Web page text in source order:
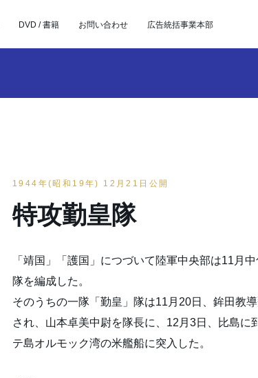
DVD / 書籍 お問い合わせ 広告統括事業本部
1944年(昭和19年) 12月21日公開
特攻勤皇隊
「靖国」「護国」につづいて陸軍中央部は11月
隊を編成した。
そのうちの一隊「勤皇」隊は11月20日、鉾田教
され、山本卓美中尉を隊長に、12月3日、比島に
テ島オルモック湾の米艦船に突入した。